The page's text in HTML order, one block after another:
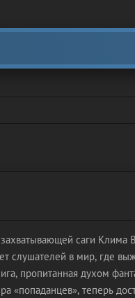
саги Клима
слушателей в мир, где
пропитанная духом
«попаданцев», теперь